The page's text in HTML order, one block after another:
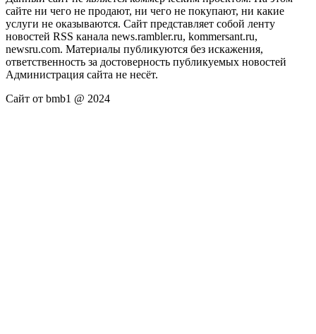
сайте ни чего не продают, ни чего не покупают, ни какие
услуги не оказываются. Сайт представляет собой ленту
новостей RSS канала news.rambler.ru, kommersant.ru,
newsru.com. Материалы публикуются без искажения,
ответственность за достоверность публикуемых новостей
Администрация сайта не несёт.
Сайт от bmb1 @ 2024